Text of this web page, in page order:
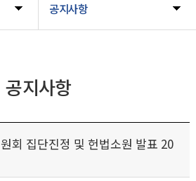
공지사항
공지사항
회 집단진정 및 헌법소원 발표 20